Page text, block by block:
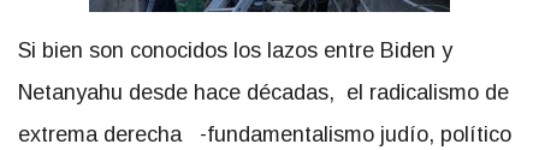
Si bien son conocidos los lazos entre Biden y
Netanyahu desde hace décadas, el radicalismo de
extrema derecha -fundamentalismo judío, político